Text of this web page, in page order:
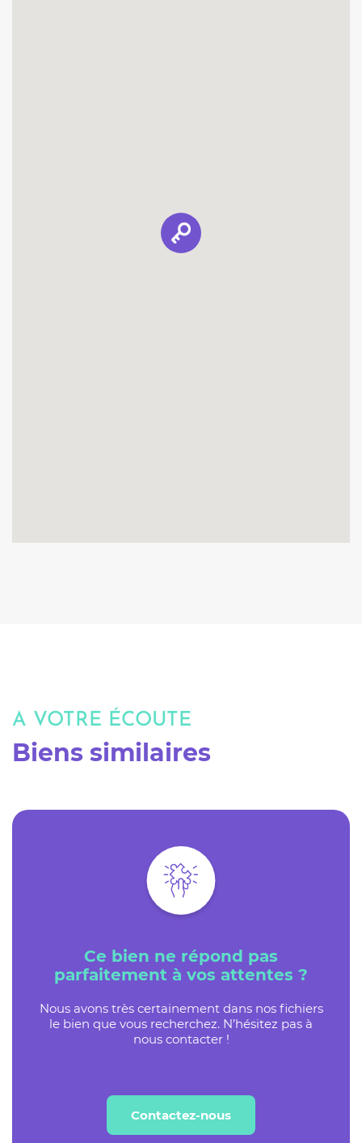
A VOTRE ÉCOUTE
Biens similaires
Ce bien ne répond pas
parfaitement à vos attentes ?
Nous avons très certainement dans nos fichiers
le bien que vous recherchez. N’hésitez pas à
nous contacter !
Contactez-nous